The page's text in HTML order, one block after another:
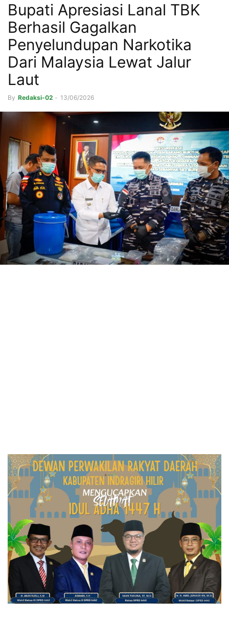
Bupati Apresiasi Lanal TBK
Berhasil Gagalkan
Penyelundupan Narkotika
Dari Malaysia Lewat Jalur
Laut
By Redaksi-02 - 13/06/2026